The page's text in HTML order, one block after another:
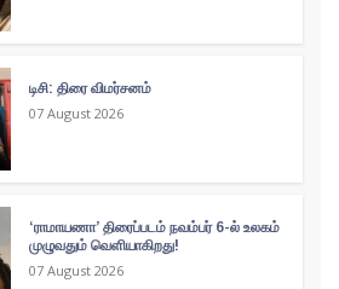
டிசி: திரை விமர்சனம்
07 August 2026
‘ராமாயணா’ திரைப்படம் நவம்பர் 6-ல் உலகம்
முழுவதும் வெளியாகிறது!
07 August 2026